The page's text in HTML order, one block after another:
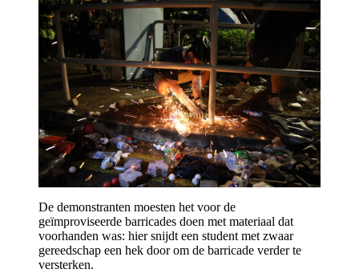
De demonstranten moesten het voor de
geïmproviseerde barricades doen met materiaal dat
voorhanden was: hier snijdt een student met zwaar
gereedschap een hek door om de barricade verder te
versterken.